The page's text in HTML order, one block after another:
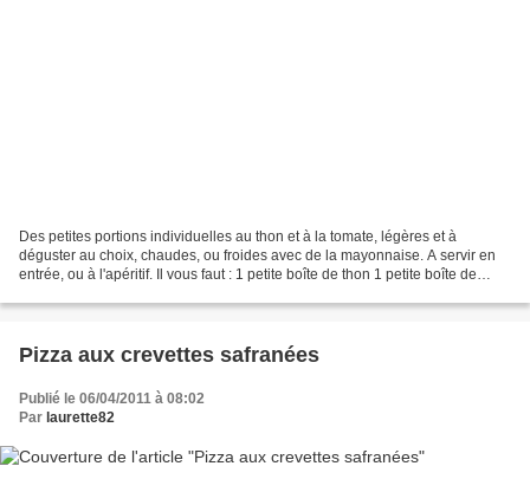
Des petites portions individuelles au thon et à la tomate, légères et à
déguster au choix, chaudes, ou froides avec de la mayonnaise. A servir en
entrée, ou à l'apéritif. Il vous faut : 1 petite boîte de thon 1 petite boîte de
Pizza aux crevettes safranées
Publié le 06/04/2011 à 08:02
Par laurette82